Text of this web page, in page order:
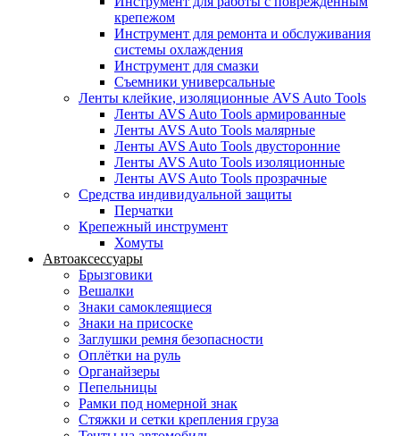
крепежом
Инструмент для ремонта и обслуживания
системы охлаждения
Инструмент для смазки
Съемники универсальные
Ленты клейкие, изоляционные AVS Auto Tools
Ленты AVS Auto Tools армированные
Ленты AVS Auto Tools малярные
Ленты AVS Auto Tools двусторонние
Ленты AVS Auto Tools изоляционные
Ленты AVS Auto Tools прозрачные
Средства индивидуальной защиты
Перчатки
Крепежный инструмент
Хомуты
Автоаксессуары
Брызговики
Вешалки
Знаки самоклеящиеся
Знаки на присоске
Заглушки ремня безопасности
Оплётки на руль
Органайзеры
Пепельницы
Рамки под номерной знак
Стяжки и сетки крепления груза